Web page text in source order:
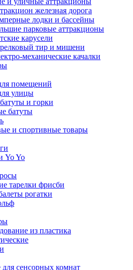
железная дорога
лодки и бассейны
парковые аттракционы
карусели
тир и мишени
механические качалки
помещений
улицы
и горки
батуты
и спортивные товары
Yo Yo
тарелки фрисби
рогатки
из пластика
сенсорных комнат